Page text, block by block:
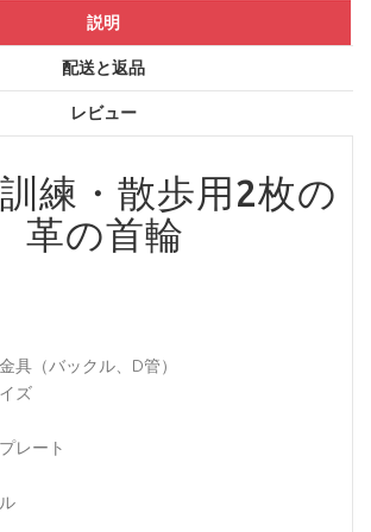
説明
配送と返品
レビュー
練・散歩用2枚の
革の首輪
具（バックル、D管）
ズ
レート